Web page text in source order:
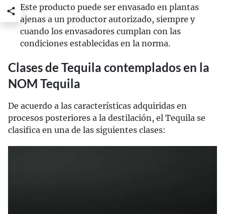
Este producto puede ser envasado en plantas
ajenas a un productor autorizado, siempre y
cuando los envasadores cumplan con las
condiciones establecidas en la norma.
Clases de Tequila contemplados en la
NOM Tequila
De acuerdo a las características adquiridas en
procesos posteriores a la destilación, el Tequila se
clasifica en una de las siguientes clases: